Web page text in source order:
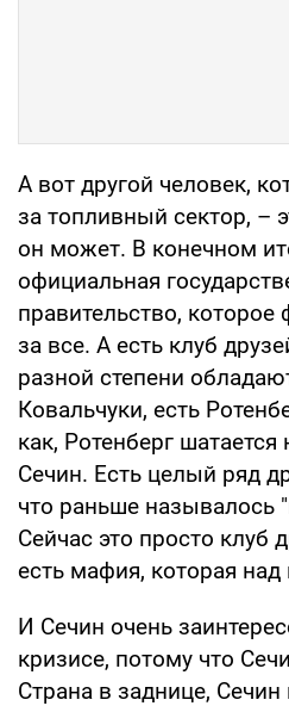
А вот другой человек,
за топливный сектор, –
он может. В конечном
официальная
правительство,
за все. А есть клуб
разной степени
Ковальчуки, есть
как, Ротенберг
Сечин. Есть целый ряд
что раньше называлось
Сейчас это просто клуб
есть мафия, которая
И Сечин очень
кризисе, потому что
Страна в заднице,